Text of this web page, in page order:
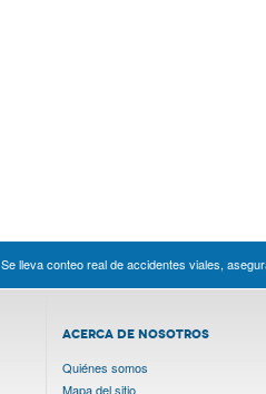
Se lleva conteo real de accidentes viales,
ACERCA DE NOSOTROS
Quiénes somos
Mapa del sitio